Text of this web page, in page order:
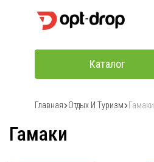
Каталог
Главная Отдых И Туризм Гамаки
Гамаки